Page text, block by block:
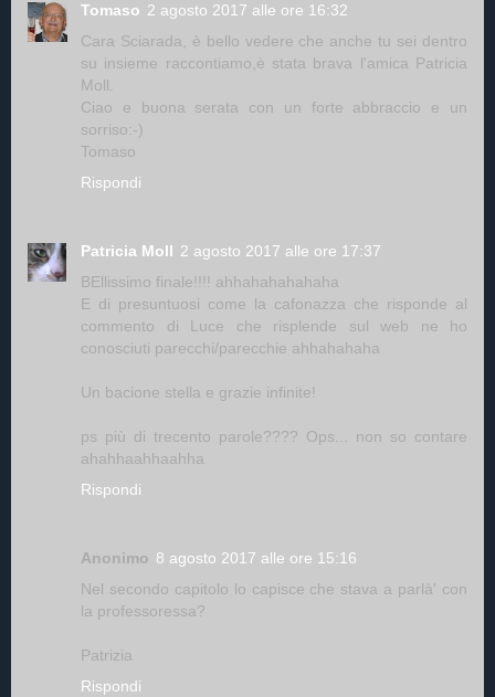
Tomaso 2 agosto 2017 alle ore 16:32
Cara Sciarada, è bello vedere che anche tu sei dentro
su insieme raccontiamo,è stata brava l'amica Patricia
Moll.
Ciao e buona serata con un forte abbraccio e un
sorriso:-)
Tomaso
Rispondi
Patricia Moll 2 agosto 2017 alle ore 17:37
BEllissimo finale!!!! ahhahahahahaha
E di presuntuosi come la cafonazza che risponde al
commento di Luce che risplende sul web ne ho
conosciuti parecchi/parecchie ahhahahaha
Un bacione stella e grazie infinite!
ps più di trecento parole???? Ops... non so contare
ahahhaahhaahha
Rispondi
Anonimo 8 agosto 2017 alle ore 15:16
Nel secondo capitolo lo capisce che stava a parlà' con
la professoressa?
Patrizia
Rispondi